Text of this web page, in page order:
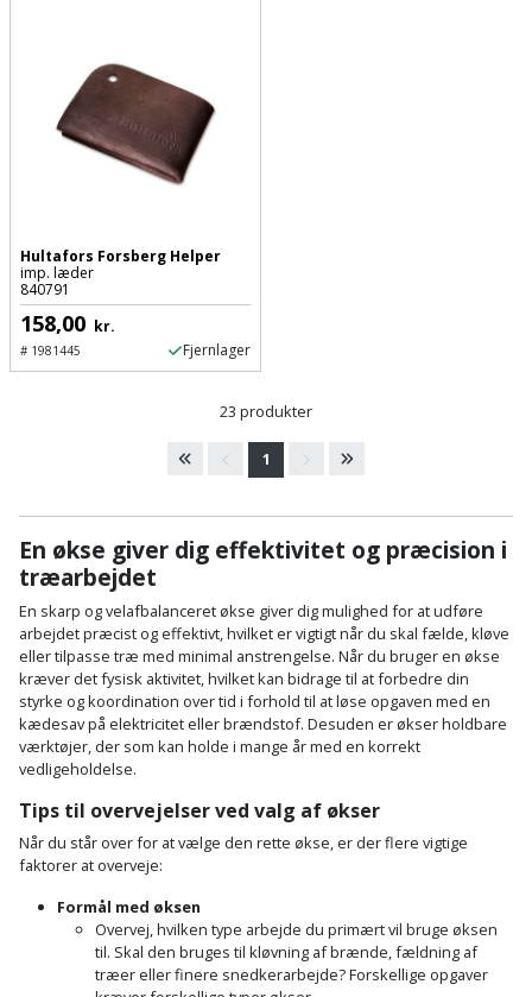
Sømpistoltilbehør
Spånsuger
Stiksavsklinge
Støvblæser
svejsemaskine
Tagpladeværktøj
Trekantsliber
Trekantslibertilbehør
Vægscanner
Varmekanon
Varmepistol
Vinkelsliber
Vinkelslibertilbehør
Hultafors Forsberg Helper
imp. læder
840791
158,00 kr.
#1981445 Fjernlager
23 produkter
1
En økse giver dig effektivitet og præcision i
træarbejdet
En skarp og velafbalanceret økse giver dig mulighed for at udføre
arbejdet præcist og effektivt, hvilket er vigtigt når du skal fælde, kløve
eller tilpasse træ med minimal anstrengelse. Når du bruger en økse
kræver det fysisk aktivitet, hvilket kan bidrage til at forbedre din
styrke og koordination over tid i forhold til at løse opgaven med en
kædesav på elektricitet eller brændstof. Desuden er økser holdbare
værktøjer, der som kan holde i mange år med en korrekt
vedligeholdelse.
Tips til overvejelser ved valg af økser
Når du står over for at vælge den rette økse, er der flere vigtige
faktorer at overveje:
Formål med øksen
Overvej, hvilken type arbejde du primært vil bruge øksen
til. Skal den bruges til kløvning af brænde, fældning af
træer eller finere snedkerarbejde?Forskellige opgaver